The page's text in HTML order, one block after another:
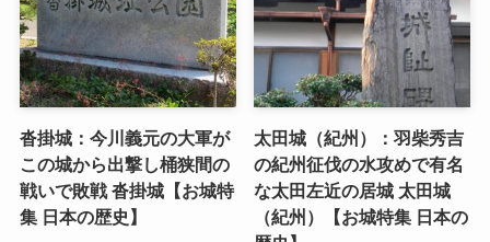
沓掛城：今川義元の大軍が
この城から出撃し桶狭間の
戦いで敗戦 沓掛城【お城特
集 日本の歴史】
太田城（紀州）：羽柴秀吉
の紀州征伐の水攻めで有名
な太田左近の居城 太田城
（紀州）【お城特集 日本の